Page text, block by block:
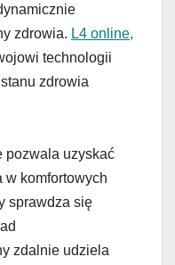
zdrowia. L4 online,
technologii
zdrowia
pozwala uzyskać
w komfortowych
sprawdza się
zdalnie udziela